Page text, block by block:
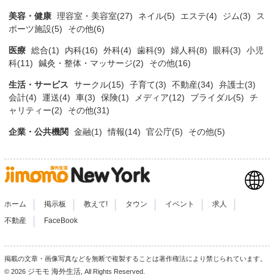
美容・健康 理容室・美容室(27) ネイル(5) エステ(4) ジム(3)
ス
ポーツ施設(5)
その他(6)
医療 総合(1) 内科(16) 外科(4) 歯科(9) 婦人科(8) 眼科(3)
小児
科(11)
鍼灸・整体・マッサージ(2) その他(16)
生活・サービス サークル(15) 子育て(3) 不動産(34)
弁護士(3)
会計(4)
運送(4) 車(3) 保険(1) メディア(12) ブライダル(5)
チ
ャリティー(2)
その他(31)
企業・公共機関 金融(1) 情報(14) 官公庁(5) その他(5)
ホーム 掲示板 教えて! タウン イベント 求人
不動産 FaceBook
掲載の文章・画像写真などを無断で複製することは著作権法により禁じられています。
© 2026 ジモモ 海外生活 , All Rights Reserved.